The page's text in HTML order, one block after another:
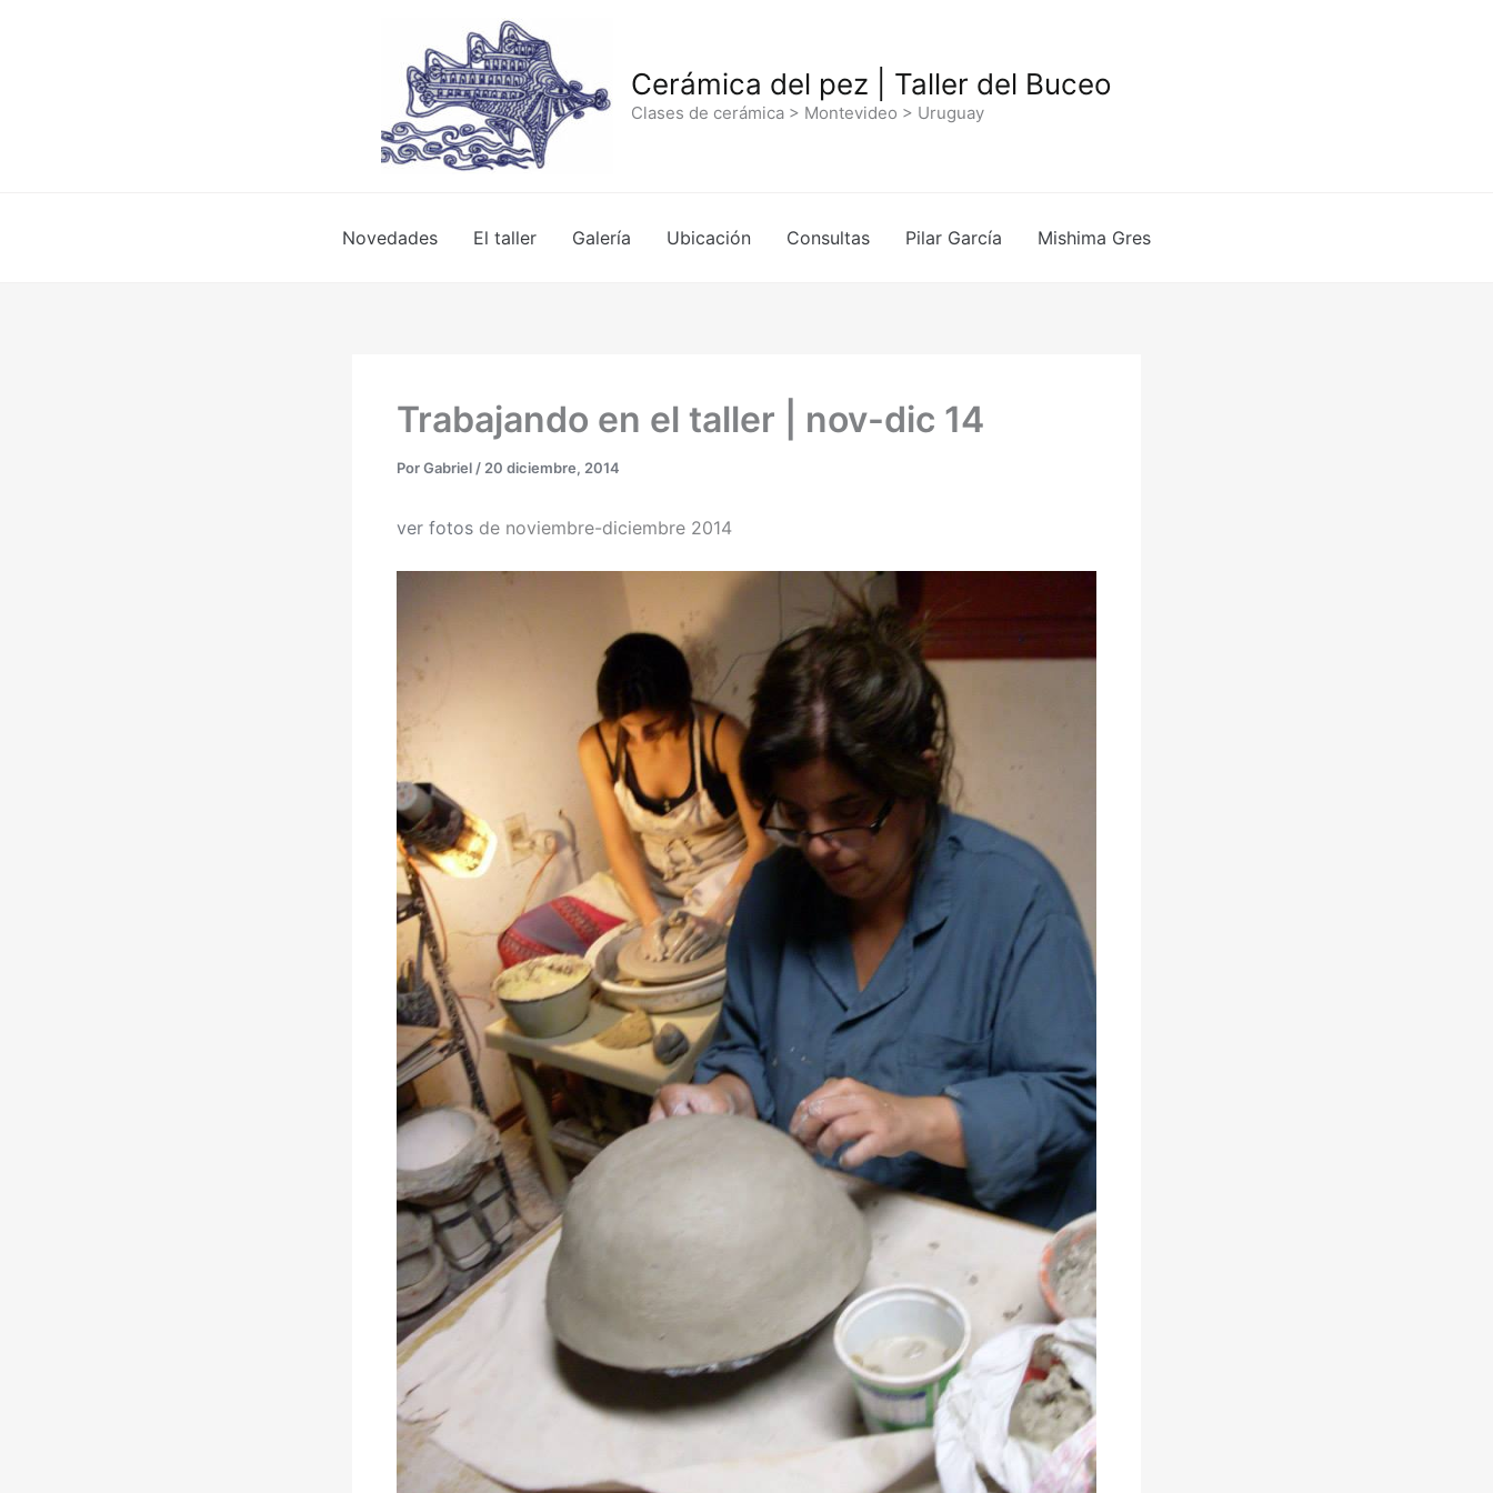
Cerámica del pez | Taller del Buceo
Clases de cerámica > Montevideo > Uruguay
Novedades El taller Galería Ubicación Consultas Pilar García Mishima Gres
Trabajando en el taller | nov-dic 14
PorGabriel / 20 diciembre, 2014
ver fotos de noviembre-diciembre 2014